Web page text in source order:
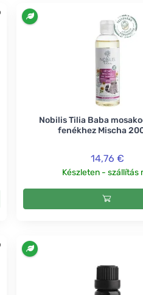
Nobilis Tilia Baba
fenékhez Mischa
14,76 €
Készleten - szállítás